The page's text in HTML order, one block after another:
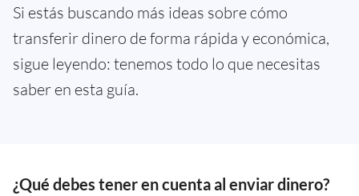
Si estás buscando más ideas sobre cómo
transferir dinero de forma rápida y económica,
sigue leyendo: tenemos todo lo que necesitas
saber en esta guía.
¿Qué debes tener en cuenta al enviar dinero?